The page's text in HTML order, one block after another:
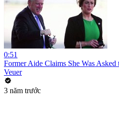
0:51
Former Aide Claims She Was
Veuer
3 năm trước